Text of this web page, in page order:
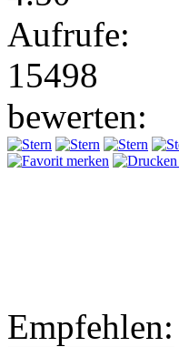
Aufrufe:
15498
bewerten:
merken
Empfehlen: